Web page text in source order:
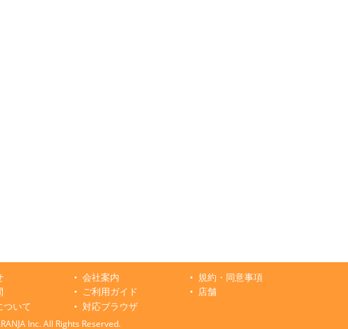
会社案内
規約・同意事項
ご利用ガイド
店舗
ついて
対応ブラウザ
Inc. All Rights Reserved.